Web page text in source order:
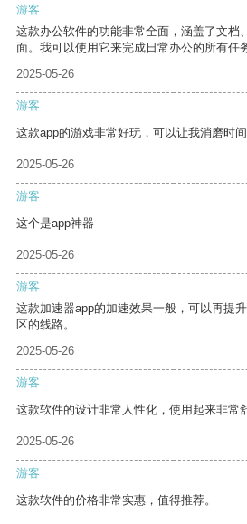
游客
这款办公软件的功能非常全面，涵盖了文档
面。我可以使用它来完成日常办公的所有任
2025-05-26
游客
这款app的游戏非常好玩，可以让我消磨时间
2025-05-26
游客
这个是app神器
2025-05-26
游客
这款加速器app的加速效果一般，可以再提
区的线路。
2025-05-26
游客
这款软件的设计非常人性化，使用起来非常
2025-05-26
游客
这款软件的价格非常实惠，值得推荐。